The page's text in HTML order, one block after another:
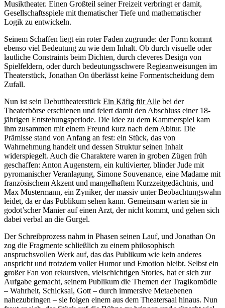
Musiktheater. Einen Großteil seiner Freizeit verbringt er damit,
Gesellschaftsspiele mit thematischer Tiefe und mathematischer
Logik zu entwickeln.
Seinem Schaffen liegt ein roter Faden zugrunde: der Form kommt
ebenso viel Bedeutung zu wie dem Inhalt. Ob durch visuelle oder
lautliche Constraints beim Dichten, durch cleveres Design von
Spielfeldern, oder durch bedeutungsschwere Regieanweisungen im
Theaterstück, Jonathan On überlässt keine Formentscheidung dem
Zufall.
Nun ist sein Debuttheaterstück Ein Käfig für Alle bei der
Theaterbörse erschienen und feiert damit den Abschluss einer 18-
jährigen Entstehungsperiode. Die Idee zu dem Kammerspiel kam
ihm zusammen mit einem Freund kurz nach dem Abitur. Die
Prämisse stand von Anfang an fest: ein Stück, das von
Wahrnehmung handelt und dessen Struktur seinen Inhalt
widerspiegelt. Auch die Charaktere waren in groben Zügen früh
geschaffen: Anton Augenstern, ein kultivierter, blinder Jude mit
pyromanischer Veranlagung, Simone Souvenance, eine Madame mit
französischem Akzent und mangelhaftem Kurzzeitgedächtnis, und
Max Mustermann, ein Zyniker, der massiv unter Beobachtungswahn
leidet, da er das Publikum sehen kann. Gemeinsam warten sie in
godot’scher Manier auf einen Arzt, der nicht kommt, und gehen sich
dabei verbal an die Gurgel.
Der Schreibprozess nahm in Phasen seinen Lauf, und Jonathan On
zog die Fragmente schließlich zu einem philosophisch
anspruchsvollen Werk auf, das das Publikum wie kein anderes
anspricht und trotzdem voller Humor und Emotion bleibt. Selbst ein
großer Fan von rekursiven, vielschichtigen Stories, hat er sich zur
Aufgabe gemacht, seinem Publikum die Themen der Tragikomödie
– Wahrheit, Schicksal, Gott – durch immersive Metaebenen
nahezubringen – sie folgen einem aus dem Theatersaal hinaus. Nun